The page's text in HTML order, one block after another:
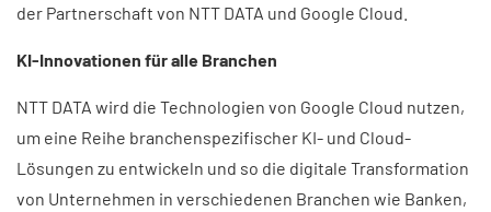
der Partnerschaft von NTT DATA und Google Cloud.
KI-Innovationen für alle Branchen​
NTT DATA wird die Technologien von Google Cloud nutzen,
um eine Reihe branchenspezifischer KI- und Cloud-
Lösungen zu entwickeln und so die digitale Transformation
von Unternehmen in verschiedenen Branchen wie Banken,